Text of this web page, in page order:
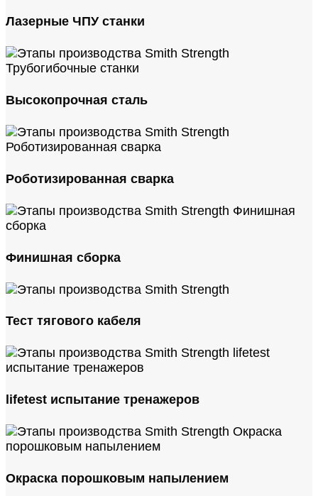
Лазерные ЧПУ станки
Высокопрочная сталь
Роботизированная сварка
Финишная сборка
Тест тягового кабеля
lifetest испытание тренажеров
Окраска порошковым напылением